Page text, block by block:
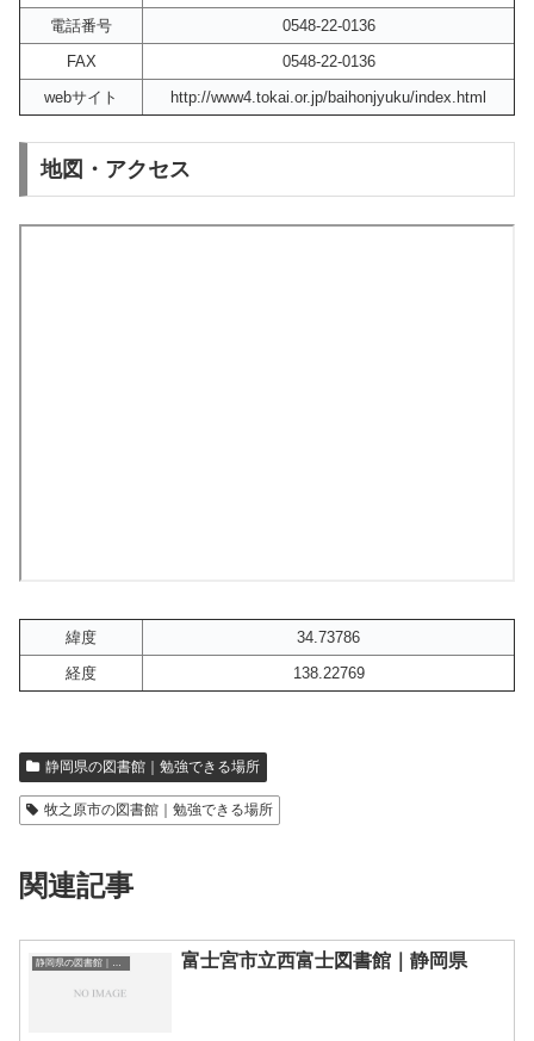
電話番号
0548-22-0136
FAX
0548-22-0136
webサイト
http://www4.tokai.or.jp/baihonjyuku/index.html
地図・アクセス
緯度
34.73786
経度
138.22769
静岡県の図書館｜勉強できる場所
牧之原市の図書館｜勉強できる場所
関連記事
富士宮市立西富士図書館｜静岡県